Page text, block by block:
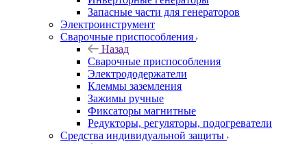
Запасные части для генераторов
Электроинструмент
Сварочные приспособления
Назад
Сварочные приспособления
Электрододержатели
Клеммы заземления
Зажимы ручные
Фиксаторы магнитные
Редукторы, регуляторы, подогреватели
Средства индивидуальной защиты